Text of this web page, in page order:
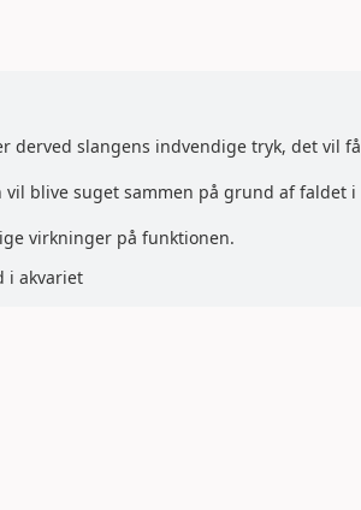
derved slangens indvendige tryk, det vil få
blive suget sammen på grund af faldet i
virkninger på funktionen.
i akvariet